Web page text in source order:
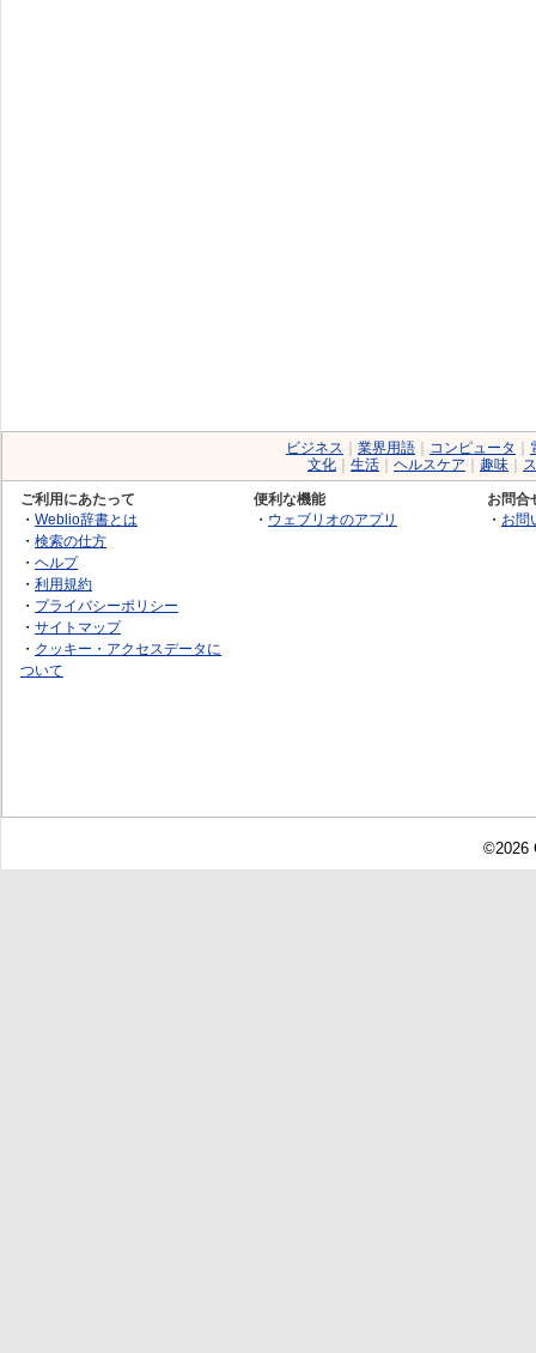
ビジネス 業界用語 コンピュータ
文化
生活 ヘルスケア 趣味
ご利用にあたって
・ Weblio辞書とは
・ 検索の仕方
・ ヘルプ
・ 利用規約
・ プライバシーポリシー
・ サイトマップ
・ クッキー・アクセスデータに
ついて
便利な機能
・ ウェブリオのアプリ
お問合
・ お問
©2026